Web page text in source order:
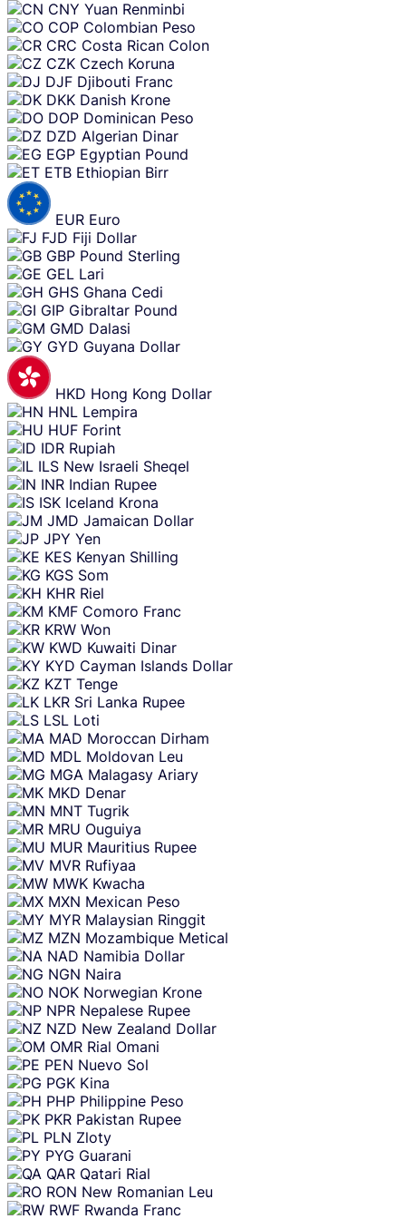
CNY Yuan Renminbi
COP Colombian Peso
CRC Costa Rican Colon
CZK Czech Koruna
DJF Djibouti Franc
DKK Danish Krone
DOP Dominican Peso
DZD Algerian Dinar
EGP Egyptian Pound
ETB Ethiopian Birr
EUR Euro
FJD Fiji Dollar
GBP Pound Sterling
GEL Lari
GHS Ghana Cedi
GIP Gibraltar Pound
GMD Dalasi
GYD Guyana Dollar
HKD Hong Kong Dollar
HNL Lempira
HUF Forint
IDR Rupiah
ILS New Israeli Sheqel
INR Indian Rupee
ISK Iceland Krona
JMD Jamaican Dollar
JPY Yen
KES Kenyan Shilling
KGS Som
KHR Riel
KMF Comoro Franc
KRW Won
KWD Kuwaiti Dinar
KYD Cayman Islands Dollar
KZT Tenge
LKR Sri Lanka Rupee
LSL Loti
MAD Moroccan Dirham
MDL Moldovan Leu
MGA Malagasy Ariary
MKD Denar
MNT Tugrik
MRU Ouguiya
MUR Mauritius Rupee
MVR Rufiyaa
MWK Kwacha
MXN Mexican Peso
MYR Malaysian Ringgit
MZN Mozambique Metical
NAD Namibia Dollar
NGN Naira
NOK Norwegian Krone
NPR Nepalese Rupee
NZD New Zealand Dollar
OMR Rial Omani
PEN Nuevo Sol
PGK Kina
PHP Philippine Peso
PKR Pakistan Rupee
PLN Zloty
PYG Guarani
QAR Qatari Rial
RON New Romanian Leu
RWF Rwanda Franc